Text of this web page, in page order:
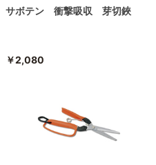
サボテン 衝撃吸収 芽切鋏
￥2,080